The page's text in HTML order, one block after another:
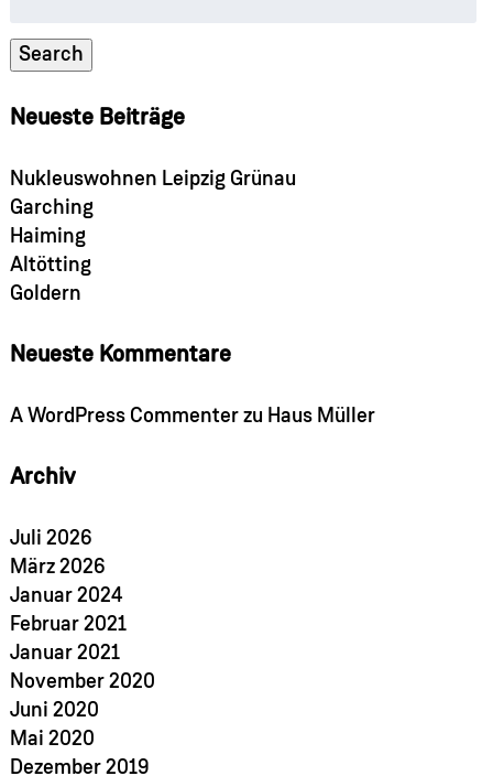
Search
Neueste Beiträge
Nukleuswohnen Leipzig Grünau
Garching
Haiming
Altötting
Goldern
Neueste Kommentare
A WordPress Commenterzu Haus Müller
Archiv
Juli 2026
März 2026
Januar 2024
Februar 2021
Januar 2021
November 2020
Juni 2020
Mai 2020
Dezember 2019